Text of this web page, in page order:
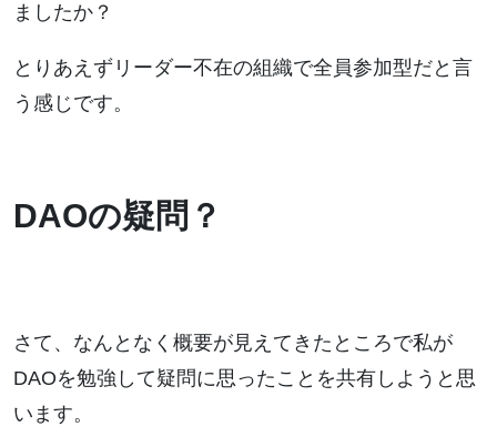
ましたか？
とりあえずリーダー不在の組織で全員参加型だと言
う感じです。
DAOの疑問？
さて、なんとなく概要が見えてきたところで私が
DAOを勉強して疑問に思ったことを共有しようと思
います。